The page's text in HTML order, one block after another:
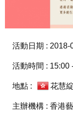
活動日期 : 2018-
活動時間 : 15:00
地點 : 花慧
主辦機構 : 香港